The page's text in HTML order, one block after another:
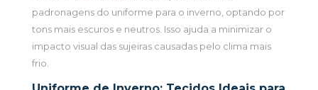
padronagens do uniforme para o inverno, optando por
tons mais escuros e neutros. Isso ajuda a minimizar o
impacto visual das sujeiras causadas pelo clima mais
frio.